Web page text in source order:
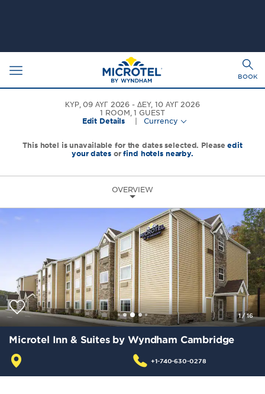
Toggle
navigation
BOOK
ΚΥΡ, 09 ΑΥΓ 2026
ΔΕΥ, 10 ΑΥΓ 2026
1 ROOM,1 GUEST
Edit Details
Currency
This hotel is unavailable for the dates selected. Pleaseedit
your datesorfind hotels nearby.
OVERVIEW
1/16
Microtel Inn & Suites by Wyndham Cambridge
+1-740-630-0278